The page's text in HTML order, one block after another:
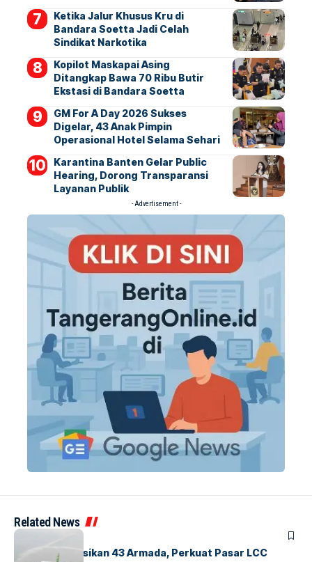
Ketika Jalur Khusus Kru di
Bandara Soetta Jadi Celah
Sindikat Narkotika
Kopilot Maskapai Asing
Ditangkap Bawa 70 Ribu Butir
Ekstasi di Bandara Soetta
GM For A Day 2026 Sukses
Digelar, 43 Anak Pimpin
Operasional Hotel Selama Sehari
Karantina Banten Gelar Public
Hearing, Dorong Transparansi
Layanan Publik
- Advertisement -
Related News
BANDARA
Citilink Operasikan 43 Armada, Perkuat Pasar LCC